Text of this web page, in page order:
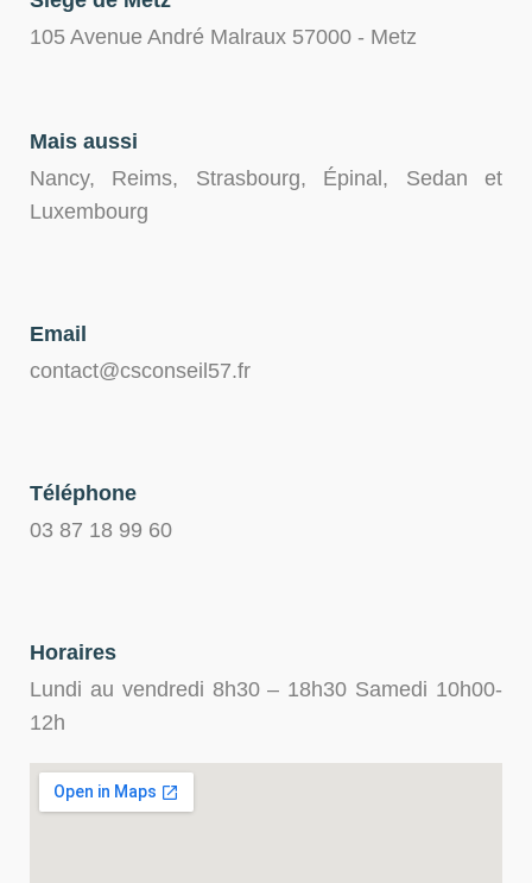
105 Avenue André Malraux 57000 - Metz
Mais aussi
Nancy, Reims, Strasbourg, Épinal, Sedan et
Luxembourg
Email
contact@csconseil57.fr
Téléphone
03 87 18 99 60
Horaires
Lundi au vendredi 8h30 – 18h30 Samedi 10h00-
12h